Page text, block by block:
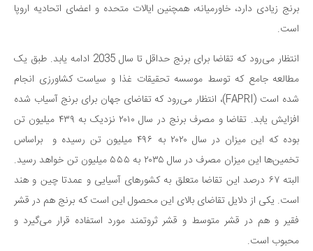
برنج زیادی دارد، خاورمیانه، همچنین ایالات متحده و اعضای اتحادیه اروپا
است.
انتظار می‌رود که تقاضا برای برنج حداقل تا سال 2035 ادامه یابد. طبق یک
مطالعه جامع که توسط موسسه تحقیقات غذا و سیاست کشاورزی انجام
شده است (FAPRI)، انتظار می‌رود که تقاضای جهان برای برنج آسیاب شده
افزایش یابد. تقاضا و مصرف برنج در سال ۲۰۱۰ نزدیک به ۴۳۹ میلیون تن
بوده که این میزان در سال ۲۰۲۰ به ۴۹۶ میلیون تن رسیده و براساس
تخمین‌ها این میزان مصرف در سال ۲۰۳۵ به ۵۵۵ میلیون تن خواهد رسید.
البته ۶۷ درصد این تقاضا متعلق به کشورهای آسیایی و عمدتا چین و هند
است. یکی از دلایل تقاضای بالای این محصول این است که برنج هم در قشر
فقیر و هم در قشر متوسط و قشر ثروتمند مورد استفاده قرار می‌گیرد و
محبوب است.